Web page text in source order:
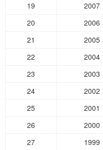
19
2007
20
2006
21
2005
22
2004
23
2003
24
2002
25
2001
26
2000
27
1999